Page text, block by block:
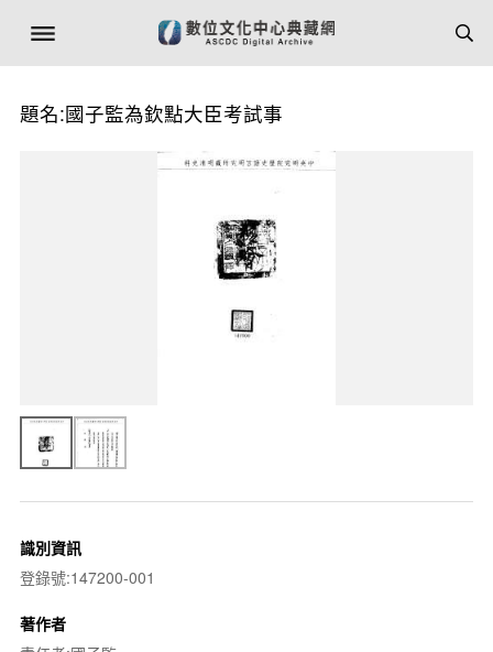
題名:國子監為欽點大臣考試事
識別資訊
登錄號:147200-001
著作者